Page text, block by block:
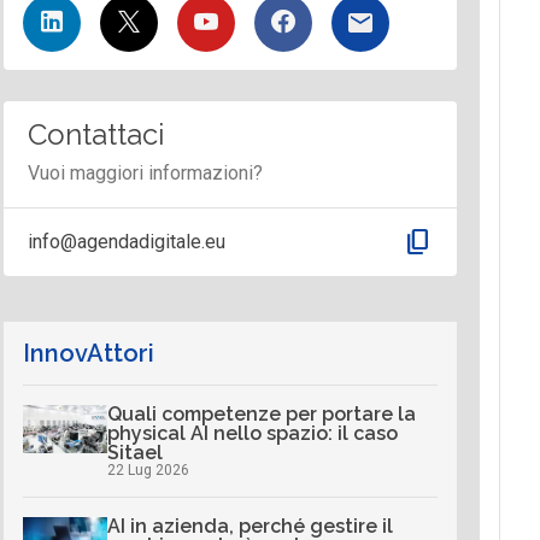
Contattaci
Vuoi maggiori informazioni?
info@agendadigitale.eu content_copy
InnovAttori
Quali competenze per portare la
physical AI nello spazio: il caso
Sitael
22 Lug 2026
AI in azienda, perché gestire il